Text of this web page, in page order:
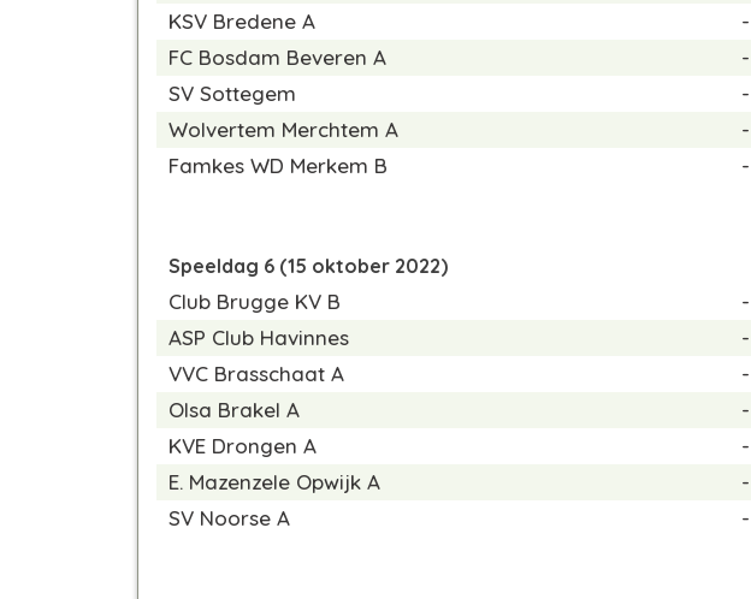
KSV Bredene A
-
FC Bosdam Beveren A
-
SV Sottegem
-
Wolvertem Merchtem A
-
Famkes WD Merkem B
-
Speeldag 6 (15 oktober 2022)
Club Brugge KV B -
ASP Club Havinnes
-
VVC Brasschaat A
-
Olsa Brakel A
-
KVE Drongen A
-
E. Mazenzele Opwijk A
-
SV Noorse A
-